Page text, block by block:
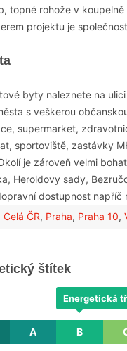
topné rohože v koupelně
projektu je společnost
byty naleznete na
s veškerou
supermarket,
sportoviště, zastávky
je zároveň velmi
Heroldovy sady,
dostupnost napříč
Celá ČR, Praha, Praha 10,
štítek
A B
Energetická